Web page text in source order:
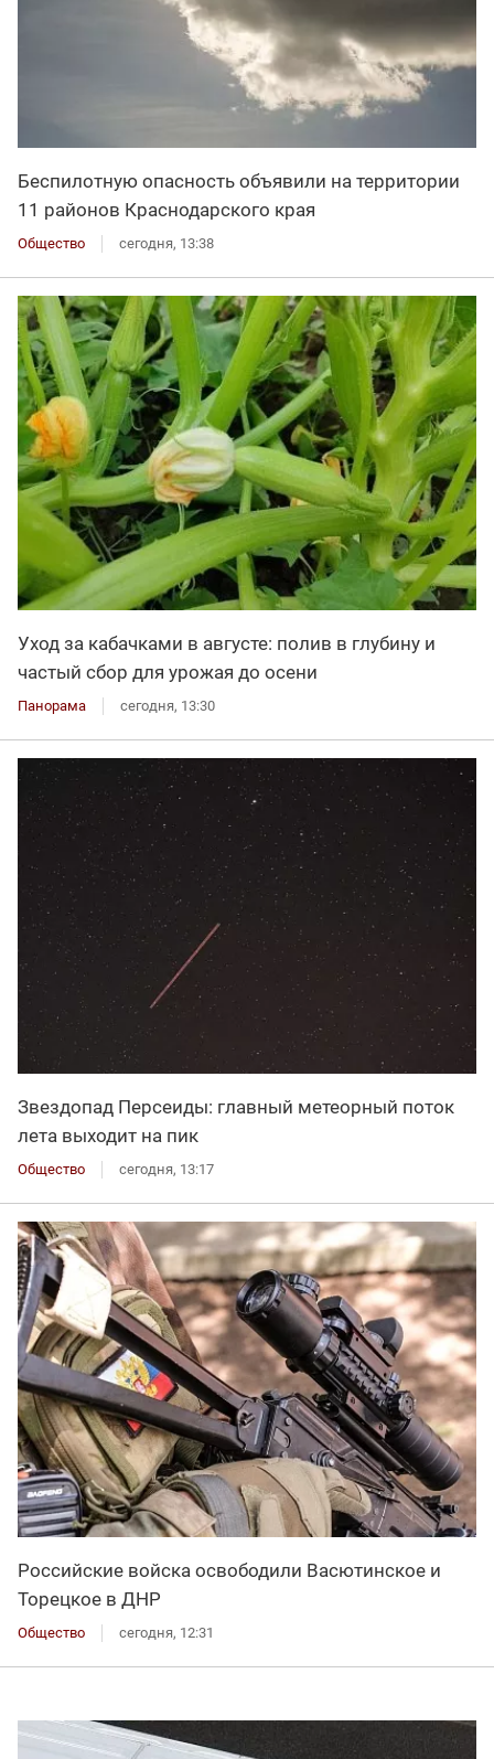
Беспилотную опасность объявили на территории
11 районов Краснодарского края
Общество сегодня, 13:38
Уход за кабачками в августе: полив в глубину и
частый сбор для урожая до осени
Панорама сегодня, 13:30
Звездопад Персеиды: главный метеорный поток
лета выходит на пик
Общество сегодня, 13:17
Российские войска освободили Васютинское и
Торецкое в ДНР
Общество сегодня, 12:31